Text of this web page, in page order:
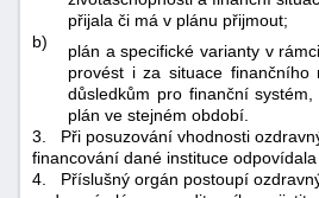
přijala či má v plánu přijmout;
b)
plán a specifické varianty v
provést i za situace
důsledkům pro finanční
plán ve stejném období.
3.
Při posuzování vhodnosti
financování dané instituce
4.
Příslušný orgán postoupí